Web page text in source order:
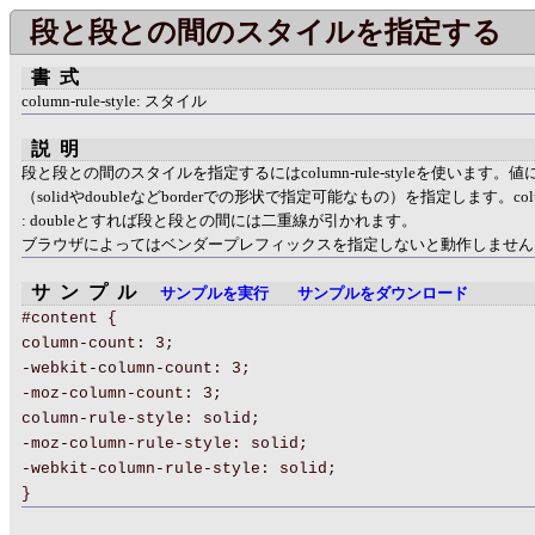
段と段との間のスタイルを指定する
書式
column-rule-style: スタイル
説明
段と段との間のスタイルを指定するにはcolumn-rule-styleを使います。値
（solidやdoubleなどborderでの形状で指定可能なもの）を指定します。
: doubleとすれば段と段との間には二重線が引かれます。
ブラウザによってはベンダープレフィックスを指定しないと動作しません
サンプル サンプルを実行 サンプルをダウンロード
#content {
column-count: 3;
-webkit-column-count: 3;
-moz-column-count: 3;
column-rule-style: solid;
-moz-column-rule-style: solid;
-webkit-column-rule-style: solid;
}